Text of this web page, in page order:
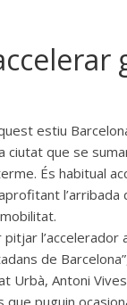
estiu
ciutat que se
És habitual
l’arribada
l’accelerador
de
Urbà, Antoni
puguin